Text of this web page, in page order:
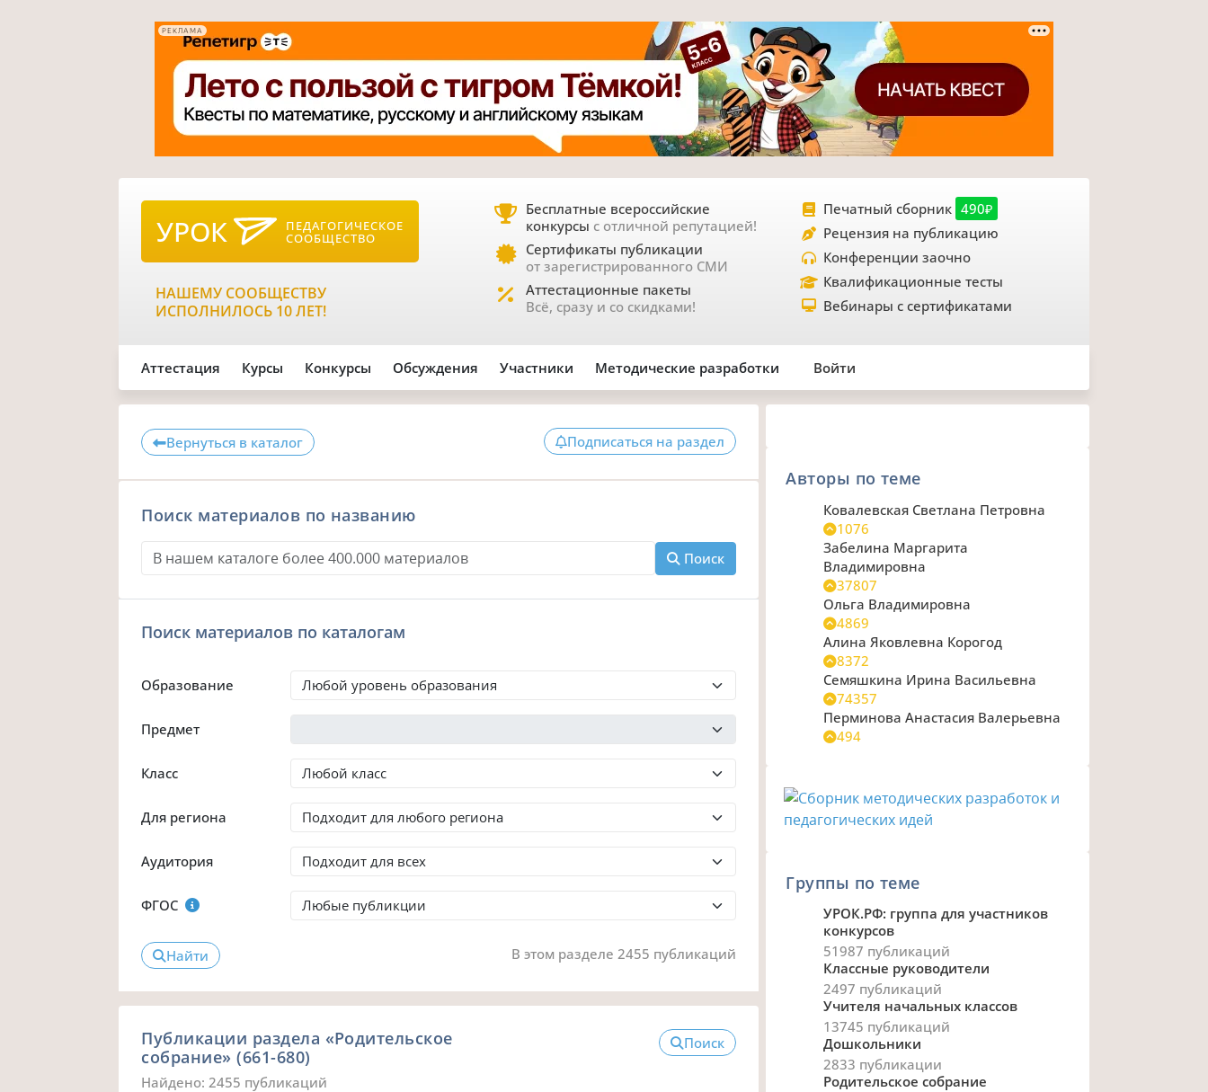
РЕКЛАМА
УРОК ПЕДАГОГИЧЕСКОЕ
СООБЩЕСТВО
НАШЕМУ СООБЩЕСТВУ
ИСПОЛНИЛОСЬ 10 ЛЕТ!
Бесплатные всероссийские
конкурсы с отличной репутацией!
Сертификаты публикации
от зарегистрированного СМИ
Аттестационные пакеты
Всё, сразу и со скидками!
Печатный сборник 490₽
Рецензия на публикацию
Конференции заочно
Квалификационные тесты
Вебинары с сертификатами
Аттестация Курсы Конкурсы Обсуждения Участники Методические разработки Войти
Вернуться в каталог Подписаться на раздел
Поиск материалов по названию
Поиск
Поиск материалов по каталогам
Образование
Предмет
Класс
Для региона
Аудитория
ФГОС
Найти В этом разделе 2455 публикаций
Публикации раздела «Родительское
собрание» (661-680)
Найдено: 2455 публикаций
Поиск
Авторы по теме
Ковалевская Светлана Петровна
1076
Забелина Маргарита
Владимировна
37807
Ольга Владимировна
4869
Алина Яковлевна Корогод
8372
Семяшкина Ирина Васильевна
74357
Перминова Анастасия Валерьевна
494
Группы по теме
УРОК.РФ: группа для участников
конкурсов
51987 публикаций
Классные руководители
2497 публикаций
Учителя начальных классов
13745 публикаций
Дошкольники
2833 публикации
Родительское собрание